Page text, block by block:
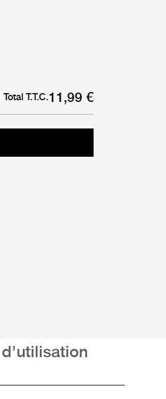
Total T.T.C.11,99 €